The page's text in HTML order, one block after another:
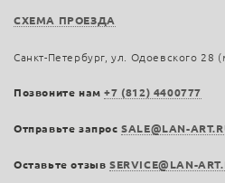
СХЕМА ПРОЕЗДА
Санкт-Петербург, ул. Одоевского 28
Позвоните нам+7 (812) 4400777
Отправьте запросSALE@LAN-
Оставьте отзыв SERVICE@LAN-